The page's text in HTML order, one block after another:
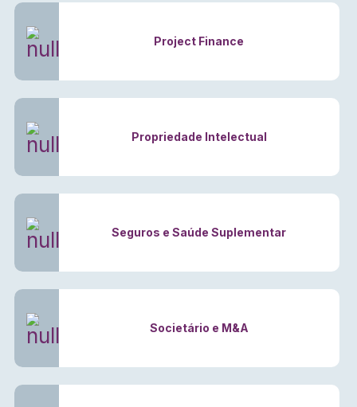
Project Finance
Propriedade Intelectual
Seguros e Saúde Suplementar
Societário e M&A